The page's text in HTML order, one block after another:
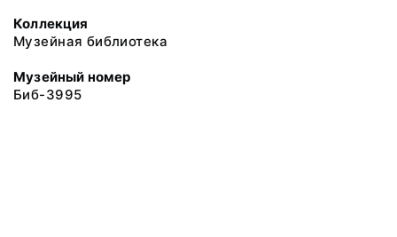
Коллекция
Музейная библиотека
Музейный номер
Биб-3995